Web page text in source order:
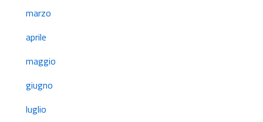
marzo
aprile
maggio
giugno
luglio